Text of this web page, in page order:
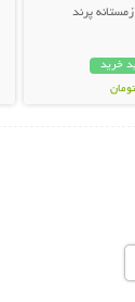
پرند
خرید